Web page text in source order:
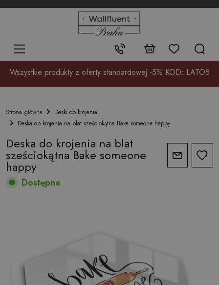
Kontakt:
+48
17
Wszystkie produkty z oferty standardowej -5% KOD: LATO5
Strona główna
Deski do krojenia
Deska do krojenia na blat sześciokątna Bake someone happy
Deska do krojenia na blat
sześciokątna Bake someone
happy
Dostępne